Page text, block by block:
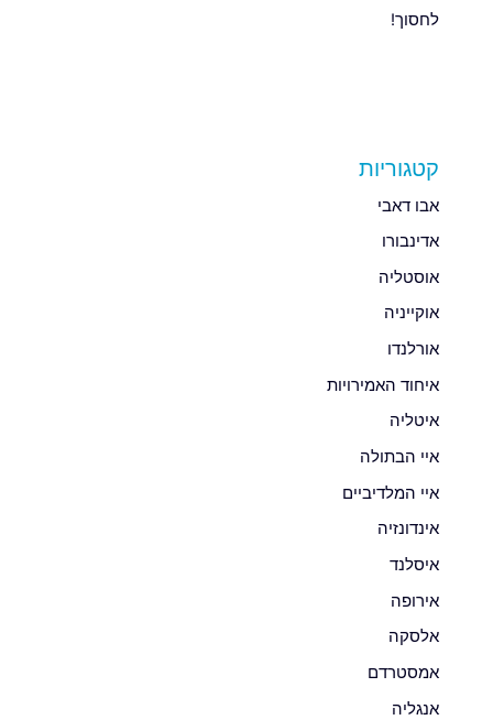
לחסוך!
קטגוריות
אבו דאבי
אדינבורו
אוסטליה
אוקייניה
אורלנדו
איחוד האמירויות
איטליה
איי הבתולה
איי המלדיביים
אינדונזיה
איסלנד
אירופה
אלסקה
אמסטרדם
אנגליה